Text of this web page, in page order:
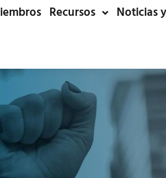
Recursos Noticias